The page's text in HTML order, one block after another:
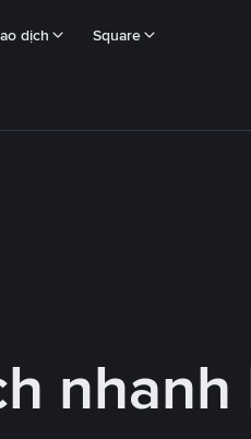
dịch Square
nhanh